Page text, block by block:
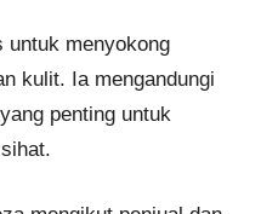
untuk menyokong
kulit. Ia mengandungi
penting untuk